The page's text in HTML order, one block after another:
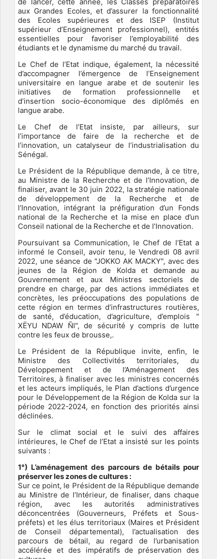
de lancer, cette année, les Classes préparatoires
aux Grandes Ecoles, et d’assurer la fonctionnalité
des Ecoles supérieures et des ISEP (Institut
supérieur d’Enseignement professionnel), entités
essentielles pour favoriser l’employabilité des
étudiants et le dynamisme du marché du travail.
Le Chef de l’Etat indique, également, la nécessité
d’accompagner l’émergence de l’Enseignement
universitaire en langue arabe et de soutenir les
initiatives de formation professionnelle et
d’insertion socio-économique des diplômés en
langue arabe.
Le Chef de l’Etat insiste, par ailleurs, sur
l’importance de faire de la recherche et de
l’innovation, un catalyseur de l’industrialisation du
Sénégal.
Le Président de la République demande, à ce titre,
au Ministre de la Recherche et de l’Innovation, de
finaliser, avant le 30 juin 2022, la stratégie nationale
de développement de la Recherche et de
l’Innovation, intégrant la préfiguration d’un Fonds
national de la Recherche et la mise en place d’un
Conseil national de la Recherche et de l’Innovation.
Poursuivant sa Communication, le Chef de l’Etat a
informé le Conseil, avoir tenu, le Vendredi 08 avril
2022, une séance de "JOKKO AK MACKY", avec des
jeunes de la Région de Kolda et demande au
Gouvernement et aux Ministres sectoriels de
prendre en charge, par des actions immédiates et
concrètes, les préoccupations des populations de
cette région en termes d’infrastructures routières,
de santé, d’éducation, d’agriculture, d’emplois "
XËYU NDAW ÑI", de sécurité y compris de lutte
contre les feux de brousse,.
Le Président de la République invite, enfin, le
Ministre des Collectivités territoriales, du
Développement et de l’Aménagement des
Territoires, à finaliser avec les ministres concernés
et les acteurs impliqués, le Plan d’actions d’urgence
pour le Développement de la Région de Kolda sur la
période 2022-2024, en fonction des priorités ainsi
déclinées.
Sur le climat social et le suivi des affaires
intérieures, le Chef de l’Etat a insisté sur les points
suivants :
1°) L’aménagement des parcours de bétails pour
préserver les zones de cultures :
Sur ce point, le Président de la République demande
au Ministre de l’Intérieur, de finaliser, dans chaque
région, avec les autorités administratives
déconcentrées (Gouverneurs, Préfets et Sous-
préfets) et les élus territoriaux (Maires et Président
de Conseil départemental), l’actualisation des
parcours de bétail, au regard de l’urbanisation
accélérée et des impératifs de préservation des